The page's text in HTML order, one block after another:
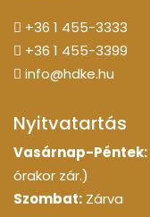
+36 1 455-3333
+36 1 455-3399
info@hdke.hu
Nyitvatartás
Vasárnap-Péntek:
órakor zár.)
Szombat: Zárva